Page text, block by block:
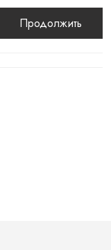
Продолжить